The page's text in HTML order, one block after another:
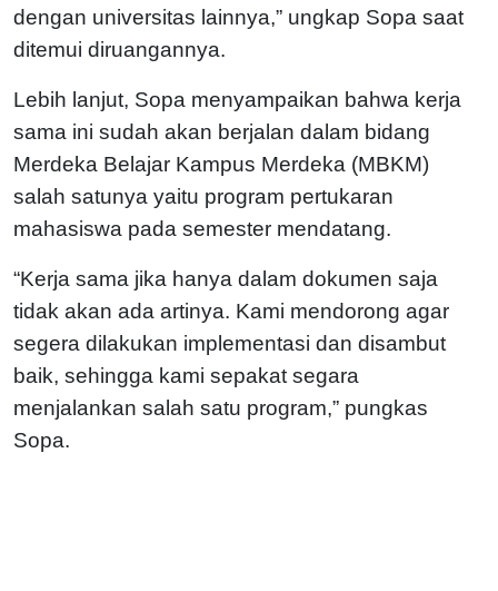
dengan universitas lainnya,” ungkap Sopa saat
ditemui diruangannya.
Lebih lanjut, Sopa menyampaikan bahwa kerja
sama ini sudah akan berjalan dalam bidang
Merdeka Belajar Kampus Merdeka (MBKM)
salah satunya yaitu program pertukaran
mahasiswa pada semester mendatang.
“Kerja sama jika hanya dalam dokumen saja
tidak akan ada artinya. Kami mendorong agar
segera dilakukan implementasi dan disambut
baik, sehingga kami sepakat segara
menjalankan salah satu program,” pungkas
Sopa.